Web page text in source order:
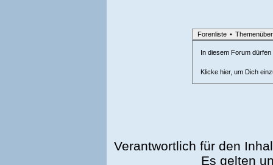
Forenliste •
In diesem Forum
Klicke hier, um Dich
Verantwortlich für den
Es gelten